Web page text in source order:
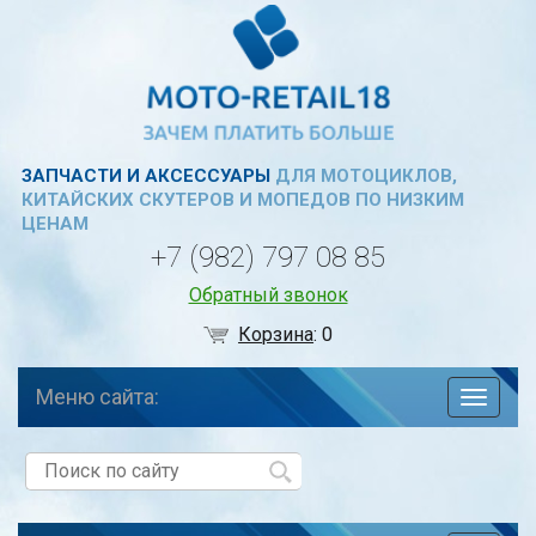
ЗАПЧАСТИ И АКСЕССУАРЫДЛЯ МОТОЦИКЛОВ,
КИТАЙСКИХ СКУТЕРОВ И МОПЕДОВ ПО НИЗКИМ
ЦЕНАМ
+7 (982) 797 08 85
Обратный звонок
Корзина:0
по
Меню сайта: